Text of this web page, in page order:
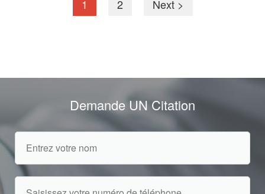
1 2 Next >
Demande UN Citation